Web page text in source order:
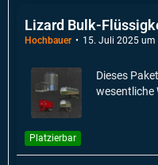
Lizard Bulk-
Hochbauer 15. Juli 2025 um
Dieses
wesentliche
Platzierbar